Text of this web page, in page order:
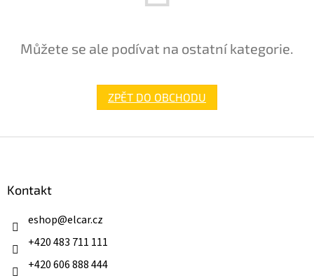
Můžete se ale podívat na ostatní kategorie.
ZPĚT DO OBCHODU
Kontakt
eshop@elcar.cz
+420 483 711 111
+420 606 888 444